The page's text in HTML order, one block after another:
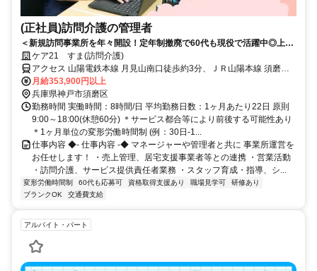
(正社員)訪問介護の管理者
＜新規訪問事業所を年々開設！定年制撤廃で60代も現役で活躍中◎上場
企業の安定基盤で事業所運営＞高収入・高待遇な環境で年齢に関わら
ず、長く第一線でリーダーシップを発揮できる環境！本部のサポートも
充実◎
ケア21 すま(訪問介護)
アクセス 山陽電鉄本線 月見山南口徒歩約3分、ＪＲ山陽本線 須磨海
浜公園北口徒歩約6分、山陽電鉄本線 須磨寺徒歩約9分 山陽電鉄本線
「月見山」駅から徒歩約3分
月給353,900円以上
兵庫県神戸市須磨区
勤務時間 実働時間：8時間/日 平均勤務日数：1ヶ月あたり22日 原則
9:00～18:00(休憩60分) ＊サービス都合等により前後する可能性あり
＊1ヶ月単位の変形労働時間制 (例：30日-1...
仕事内容 ◆- 仕事内容 -◆ マネージャーや管理者と共に 事業所運営を
お任せします！ ・売上管理、居宅支援事業者等との連携 ・営業活動
・訪問介護、サービス提供責任者業務 ・スタッフ育成・指導、シ...
変形労働時間制 60代も応募可 資格取得支援あり 職場見学可
研修あり
ブランクOK
交通費支給
アルバイト・パート